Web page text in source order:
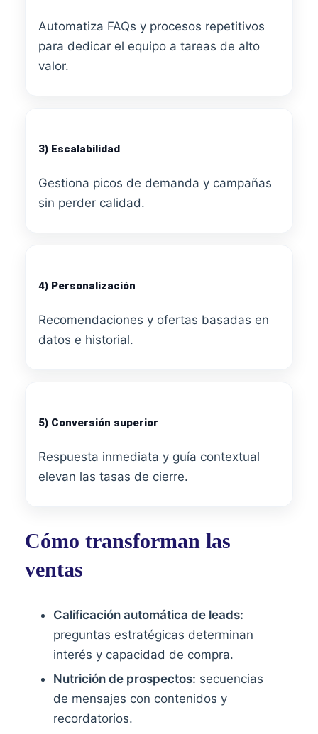
Automatiza FAQs y procesos repetitivos
para dedicar el equipo a tareas de alto
valor.
3) Escalabilidad
Gestiona picos de demanda y campañas
sin perder calidad.
4) Personalización
Recomendaciones y ofertas basadas en
datos e historial.
5) Conversión superior
Respuesta inmediata y guía contextual
elevan las tasas de cierre.
Cómo transforman las
ventas
Calificación automática de leads:
preguntas estratégicas determinan
interés y capacidad de compra.
Nutrición de prospectos: secuencias
de mensajes con contenidos y
recordatorios.